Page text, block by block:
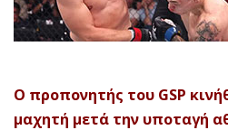
Ο προπονητής του GSP
μαχητή μετά την υποταγή